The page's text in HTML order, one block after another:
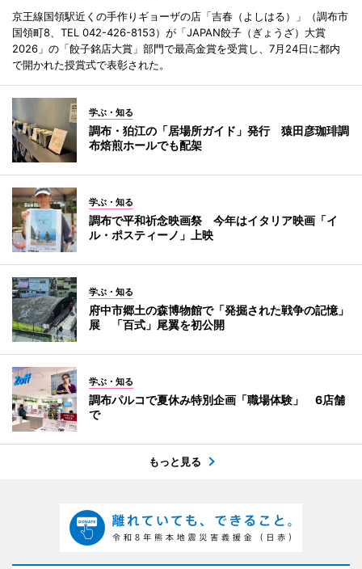
京王線国領駅近くの手作りギョーザの店「吉春（よしはる）」（調布市
国領町8、TEL 042-426-8153）が「JAPAN餃子（ぎょうざ）大賞
2026」の「餃子銘店大賞」部門で最高金賞を受賞し、7月24日に都内
で開かれた授賞式で表彰された。
学ぶ・知る
調布・狛江の「居場所ガイド」発行 猿田彦珈琲調
布焙煎ホールでも配架
学ぶ・知る
調布で平和祈念映画祭 今年はイタリア映画「イ
ル・ポスティーノ」上映
学ぶ・知る
府中市郷土の森博物館で「発掘された戦争の記憶」
展 「百式」尾翼を初公開
学ぶ・知る
調布パルコで夏休み特別企画「職場体験」 6店舗
で
もっと見る